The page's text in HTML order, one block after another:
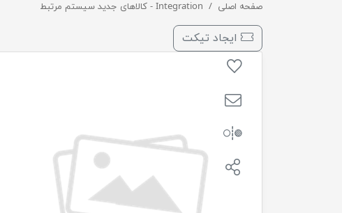
صفحه اصلی Integration - کالاهای جدید سیستم مرتبطفیلترروغن پژو 405-پارس-سمند-زانتیا امان فیلتر / 30
ایجاد تیکت